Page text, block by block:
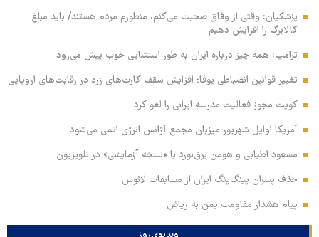
پزشکیان: وقتی از وفاق صحبت می‌کنم، منظورم مردم هستند/ باید مبلغ
کالابرگ را افزایش دهیم
ترامپ: همه چیز درباره ایران به طور استثنایی خوب پیش می‌رود
تغییر قوانین انضباطی یوفا؛ افزایش سقف کارت‌های زرد در رقابت‌های اروپایی
کویت مجوز فعالیت مدرسه ایرانی را لغو کرد
آمریکا اوایل شهریور میزبان مجمع آژانس انرژی اتمی می‌شود
مسعود اطیابی و هومن برق‌نورد با «نسخه آزمایشی» در تلویزیون
حذف پسران پینگ‌پنگ ایران از مسابقات لائوس
پیام هشدار مقاومت یمن به ریاض